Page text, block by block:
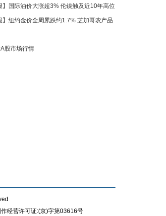
】国际油价大涨超3% 伦镍触及近10年高位
】纽约金价全周累跌约1.7% 芝加哥农产品
股市场行情
经营许可证:(京)字第03616号